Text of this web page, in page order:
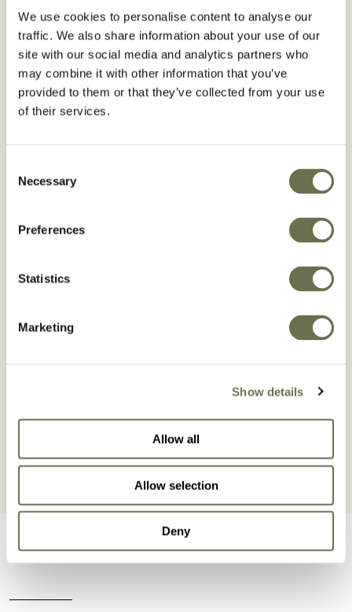
We use cookies to personalise content to analyse our
traffic. We also share information about your use of our
site with our social media and analytics partners who
may combine it with other information that you’ve
provided to them or that they’ve collected from your use
of their services.
Selection
Necessary
Preferences
Statistics
Marketing
Show details
Allow all
Allow selection
Deny
BUSCAR EN VID